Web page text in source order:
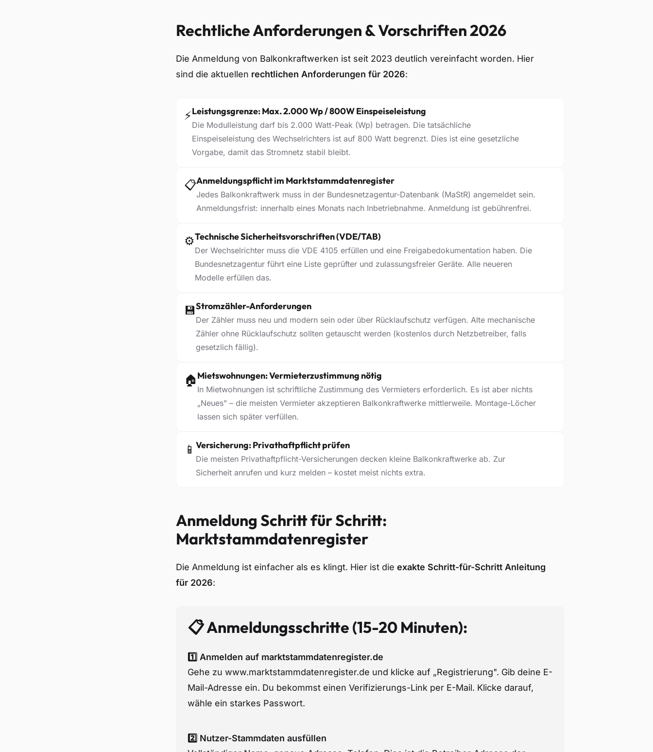
Rechtliche Anforderungen & Vorschriften 2026
Die Anmeldung von Balkonkraftwerken ist seit 2023 deutlich vereinfacht worden. Hier
sind die aktuellen rechtlichen Anforderungen für 2026:
⚡Leistungsgrenze: Max. 2.000 Wp / 800W Einspeiseleistung
Die Modulleistung darf bis 2.000 Watt-Peak (Wp) betragen. Die tatsächliche
Einspeiseleistung des Wechselrichters ist auf 800 Watt begrenzt. Dies ist eine gesetzliche
Vorgabe, damit das Stromnetz stabil bleibt.
📋Anmeldungspflicht im Marktstammdatenregister
Jedes Balkonkraftwerk muss in der Bundesnetzagentur-Datenbank (MaStR) angemeldet sein.
Anmeldungsfrist: innerhalb eines Monats nach Inbetriebnahme. Anmeldung ist gebührenfrei.
⚙️Technische Sicherheitsvorschriften (VDE/TAB)
Der Wechselrichter muss die VDE 4105 erfüllen und eine Freigabedokumentation haben. Die
Bundesnetzagentur führt eine Liste geprüfter und zulassungsfreier Geräte. Alle neueren
Modelle erfüllen das.
💾Stromzähler-Anforderungen
Der Zähler muss neu und modern sein oder über Rücklaufschutz verfügen. Alte mechanische
Zähler ohne Rücklaufschutz sollten getauscht werden (kostenlos durch Netzbetreiber, falls
gesetzlich fällig).
🏠 Mietswohnungen: Vermieterzustimmung nötig
In Mietwohnungen ist schriftliche Zustimmung des Vermieters erforderlich. Es ist aber nichts
„Neues" – die meisten Vermieter akzeptieren Balkonkraftwerke mittlerweile. Montage-Löcher
lassen sich später verfüllen.
📱 Versicherung: Privathaftpflicht prüfen
Die meisten Privathaftpflicht-Versicherungen decken kleine Balkonkraftwerke ab. Zur
Sicherheit anrufen und kurz melden – kostet meist nichts extra.
Anmeldung Schritt für Schritt:
Marktstammdatenregister
Die Anmeldung ist einfacher als es klingt. Hier ist die exakte Schritt-für-Schritt Anleitung
für 2026:
📋 Anmeldungsschritte (15-20 Minuten):
1️⃣ Anmelden auf marktstammdatenregister.de
Gehe zu www.marktstammdatenregister.de und klicke auf „Registrierung". Gib deine E-
Mail-Adresse ein. Du bekommst einen Verifizierungs-Link per E-Mail. Klicke darauf,
wähle ein starkes Passwort.
2️⃣ Nutzer-Stammdaten ausfüllen